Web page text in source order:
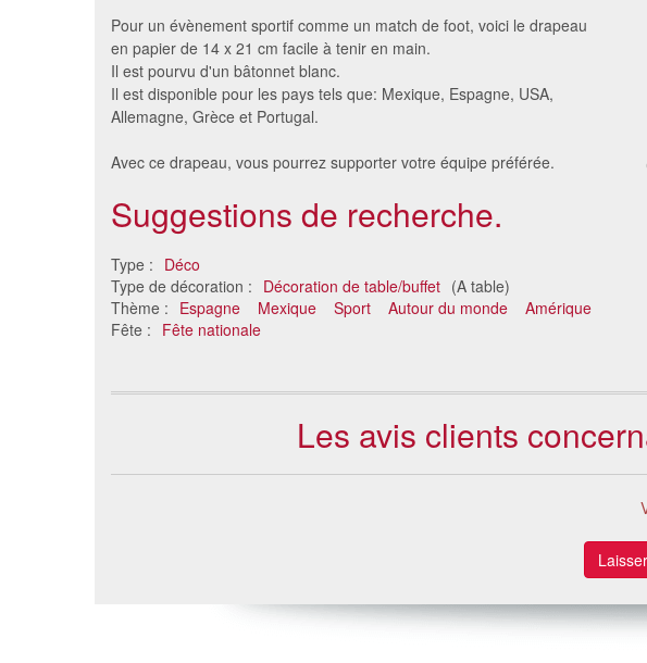
Pour un évènement sportif comme un match de foot, voici le drapeau
en papier de 14 x 21 cm facile à tenir en main.
Il est pourvu d'un bâtonnet blanc.
Il est disponible pour les pays tels que: Mexique, Espagne, USA,
Allemagne, Grèce et Portugal.
Avec ce drapeau, vous pourrez supporter votre équipe préférée.
Suggestions de recherche.
Type : Déco
Type de décoration : Décoration de table/buffet (A table)
Thème : Espagne Mexique Sport Autour du monde
Amérique
Fête : Fête nationale
12 galets colorés de décoration
2.45 €
Halloween
4.39 €
Les avis clients